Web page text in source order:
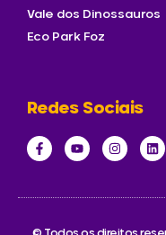
Vale dos Dinossauros
Eco Park Foz
Redes Sociais